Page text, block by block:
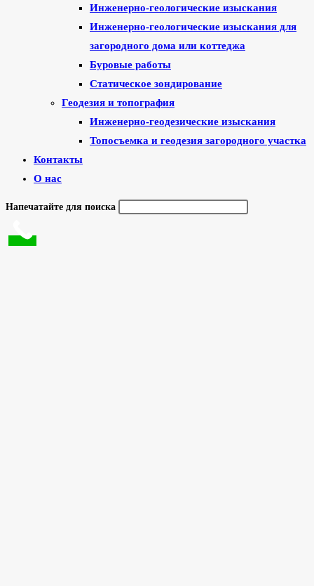
Инженерно-геологические изыскания
Инженерно-геологические изыскания для
загородного дома или коттеджа
Буровые работы
Статическое зондирование
Геодезия и топография
Инженерно-геодезические изыскания
Топосъемка и геодезия загородного участка
Контакты
О нас
Напечатайте для поиска